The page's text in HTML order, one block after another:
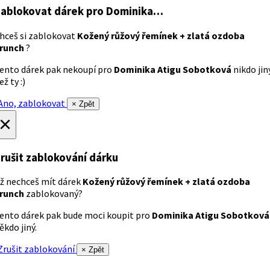
dárek pro Dominika…
si zablokovat Kožený růžový řemínek + zlatá ozdoba
?
dárek pak nekoupí pro Dominika Atigu Sobotková nikdo
ty :)
zablokovat
× Zpět
zablokování dárku
nechceš mít dárek Kožený růžový řemínek + zlatá ozdoba
zablokovaný?
dárek pak bude moci koupit pro Dominika Atigu Sobotková
jiný.
zablokování
× Zpět